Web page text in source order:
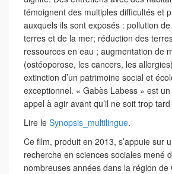
témoignent des multiples difficultés et
auxquels ils sont exposés : pollution de
terres et de la mer; réduction des
ressources en eau ; augmentation de
(ostéoporose, les cancers, les
extinction d’un patrimoine social et
exceptionnel. « Gabès Labess » est un
appel à agir avant qu’il ne soit trop
Lire le Synopsis_multilingue.
Ce film, produit en 2013, s’appuie sur
recherche en sciences sociales mené
nombreuses années dans la région de